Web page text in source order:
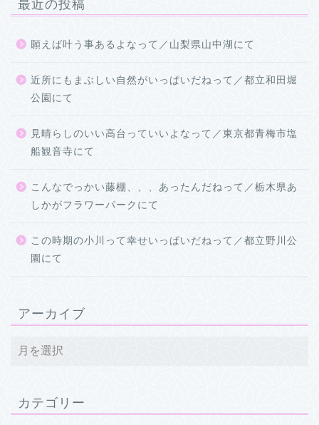
最近の投稿
願えば叶う事あるよなって／山梨県山中湖にて
近所にもまぶしい自然がいっぱいだねって／都立和田堀
公園にて
見晴らしのいい高台っていいよなって／東京都青梅市塩
船観音寺にて
こんなでっかい藤棚、、、あったんだねって／栃木県あ
しかがフラワーパークにて
この時期の小川って幸せいっぱいだねって／都立野川公
園にて
アーカイブ
カテゴリー